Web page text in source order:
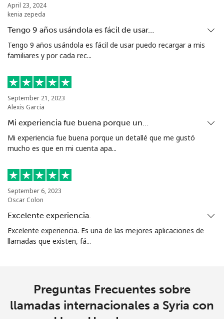
April 23, 2024
kenia zepeda
Tengo 9 años usándola es fácil de usar…
Tengo 9 años usándola es fácil de usar puedo recargar a mis
familiares y por cada rec...
September 21, 2023
Alexis Garcia
Mi experiencia fue buena porque un…
Mi experiencia fue buena porque un detallé que me gustó
mucho es que en mi cuenta apa...
September 6, 2023
Oscar Colon
Excelente experiencia.
Excelente experiencia. Es una de las mejores aplicaciones de
llamadas que existen, fá...
Preguntas Frecuentes sobre
llamadas internacionales a Syria con